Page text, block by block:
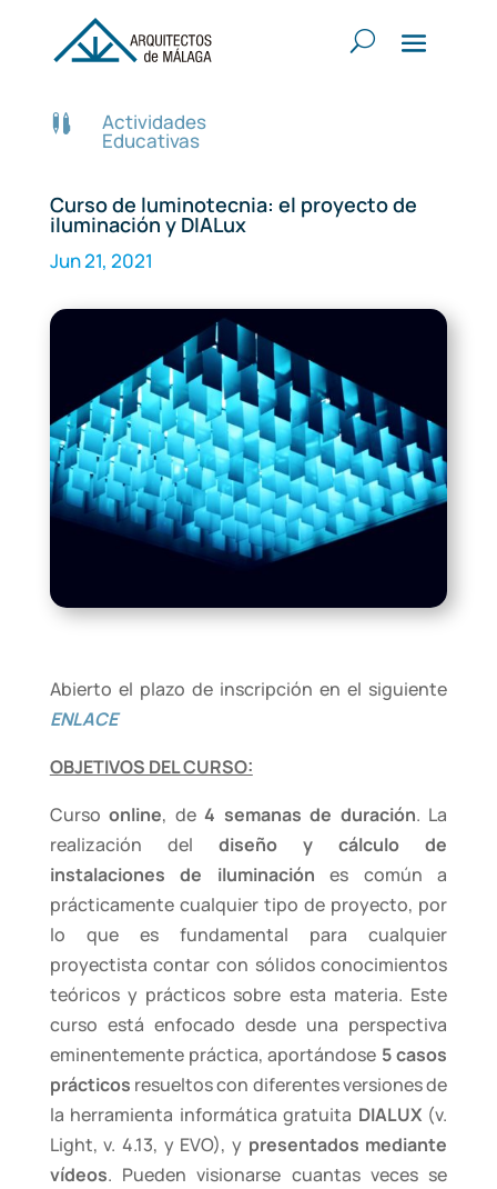
 Actividades
Educativas
Curso de luminotecnia: el proyecto de
iluminación y DIALux
Jun 21, 2021
Abierto el plazo de inscripción en el siguiente
ENLACE
OBJETIVOS DEL CURSO:
Cursoonline, de4 semanas de duración. La
realización del diseño y cálculo de
instalaciones de iluminación es común a
prácticamente cualquier tipo de proyecto, por
lo que es fundamental para cualquier
proyectista contar con sólidos conocimientos
teóricos y prácticos sobre esta materia. Este
curso está enfocado desde una perspectiva
eminentemente práctica, aportándose 5 casos
prácticos resueltos con diferentes versiones de
la herramienta informática gratuita DIALUX(v.
Light, v. 4.13, y EVO), y presentados mediante
vídeos. Pueden visionarse cuantas veces se